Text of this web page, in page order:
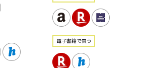
電⼦書籍で買う